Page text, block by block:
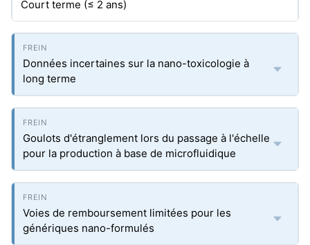
Court terme (≤ 2 ans)
Données incertaines sur la nano-toxicologie à
long terme
Goulots d'étranglement lors du passage à l'échelle
pour la production à base de microfluidique
Voies de remboursement limitées pour les
génériques nano-formulés